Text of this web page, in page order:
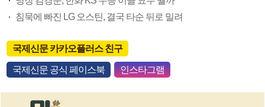
침묵에 빠진 LG 오스틴, 결국 타순 뒤로 밀려
국제신문 카카오플러스 친구
국제신문 공식 페이스북 인스타그램